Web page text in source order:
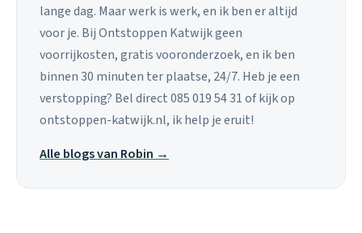
lange dag. Maar werk is werk, en ik ben er altijd
voor je. Bij Ontstoppen Katwijk geen
voorrijkosten, gratis vooronderzoek, en ik ben
binnen 30 minuten ter plaatse, 24/7. Heb je een
verstopping? Bel direct 085 019 54 31 of kijk op
ontstoppen-katwijk.nl, ik help je eruit!
Alle blogs van Robin →